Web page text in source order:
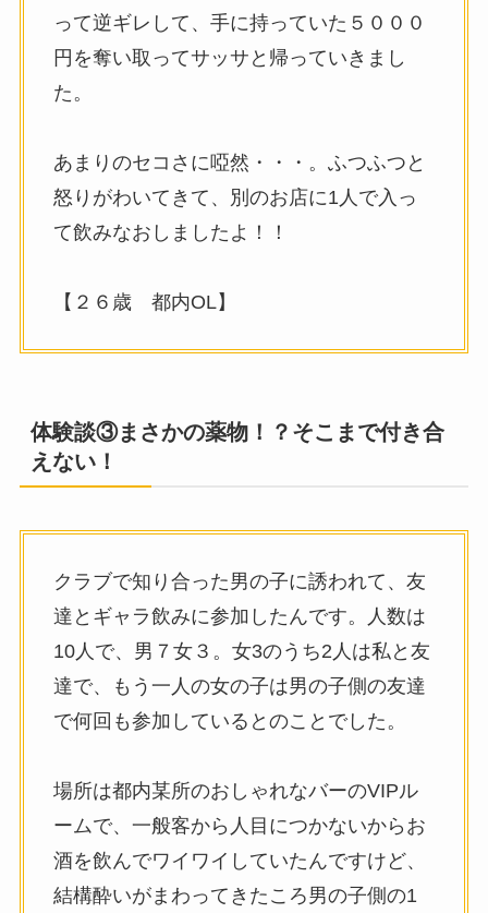
って逆ギレして、手に持っていた５０００
円を奪い取ってサッサと帰っていきまし
た。
あまりのセコさに啞然・・・。ふつふつと
怒りがわいてきて、別のお店に1人で入っ
て飲みなおしましたよ！！
【２６歳 都内OL】
体験談③まさかの薬物！？そこまで付き合
えない！
クラブで知り合った男の子に誘われて、友
達とギャラ飲みに参加したんです。人数は
10人で、男７女３。女3のうち2人は私と友
達で、もう一人の女の子は男の子側の友達
で何回も参加しているとのことでした。
場所は都内某所のおしゃれなバーのVIPル
ームで、一般客から人目につかないからお
酒を飲んでワイワイしていたんですけど、
結構酔いがまわってきたころ男の子側の1